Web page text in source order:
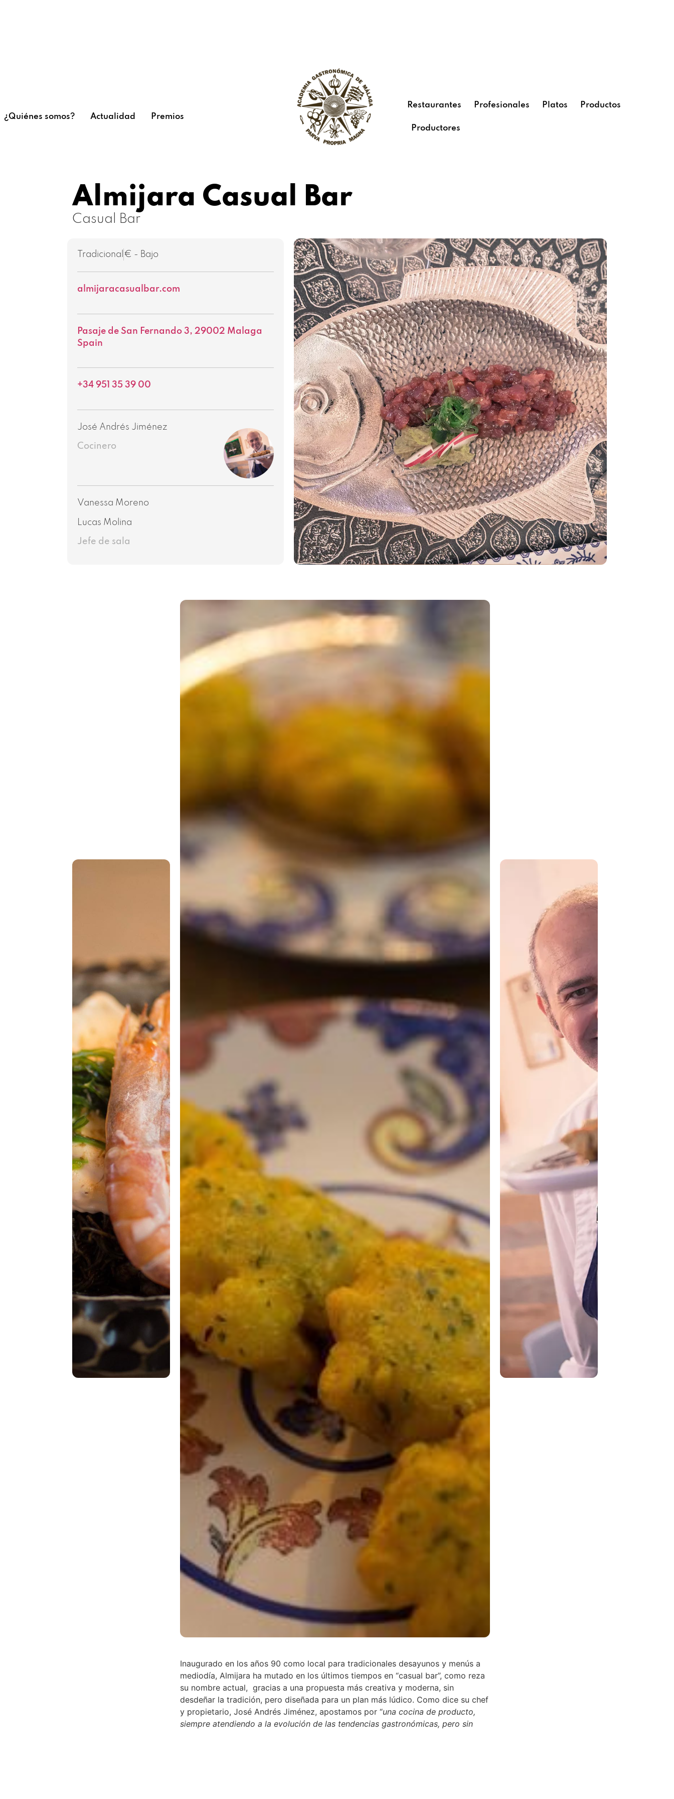
¿Quiénes somos? Actualidad Premios
Restaurantes Profesionales Platos Productos
Productores
Almijara Casual Bar
Casual Bar
Tradicional € - Bajo
almijaracasualbar.com
Pasaje de San Fernando 3, 29002 Malaga
Spain
+34 951 35 39 00
José Andrés Jiménez
Cocinero
Vanessa Moreno
Lucas Molina
Jefe de sala
Inaugurado en los años 90 como local para tradicionales desayunos y menús a
mediodía, Almijara ha mutado en los últimos tiempos en “casual bar”, como reza
su nombre actual, gracias a una propuesta más creativa y moderna, sin
desdeñar la tradición, pero diseñada para un plan más lúdico. Como dice su chef
y propietario, José Andrés Jiménez, apostamos por “una cocina de producto,
siempre atendiendo a la evolución de las tendencias gastronómicas, pero sin